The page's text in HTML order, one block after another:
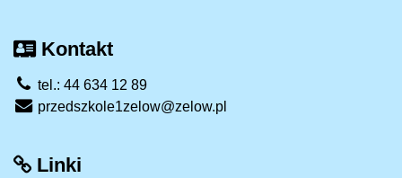
Kontakt
tel.: 44 634 12 89
przedszkole1zelow@zelow.pl
Linki